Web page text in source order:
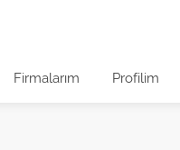
Firmalarım Profilim